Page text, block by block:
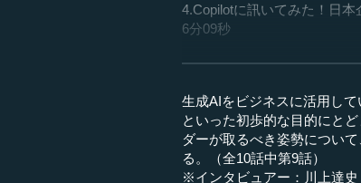
4.Copilotに訊いてみた！日
6分09秒
生成AIをビジネスに活用し
といった初歩的な目的にと
ダーが取るべき姿勢につい
る。（全10話中第9話）
※インタビュアー：川上達史